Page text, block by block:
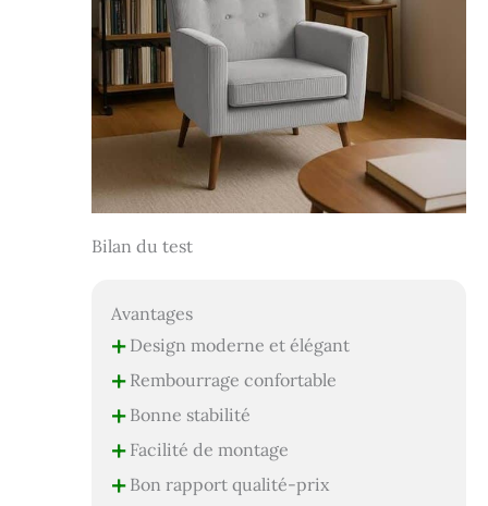
Bilan du test
Avantages
+Design moderne et élégant
+Rembourrage confortable
+Bonne stabilité
+Facilité de montage
+Bon rapport qualité-prix